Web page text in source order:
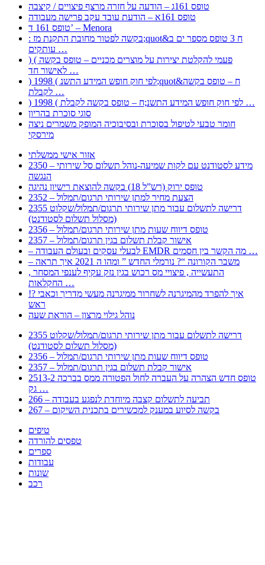
טופס 161ג – הודעה על חזרה מרצף פיצויים / קיצבה
טופס 161א – הודעת עובד עקב פרישה מעבודה
טופס 161 ד’ – Menora
: בקשה לפטור מחובת התקנת מז;quot&ח 3 טופס מספר ים ב
עותקים …
) ( פעמי להקלטת יצירות על מוצרים מכניים – טופס בקשה
לאישור חד …
) 1998 ( לפי חוק חופש המידע התשנ;quot&ח – טופס בקשה
לקבלת …
) 1998 ( לפי חוק חופש המידע התשנ;ח – טופס בקשה לקבלת …
סוגי סוכרת בהריון
חומר טבעי לטיפול בסוכרת ובסיבוכיה המופק משמרים ניצה
מירסקי
אזור אישי ממשלתי
2350 – מידע לסטודנט עם לקות שמיעה-נוהל תשלום סל שירותי
הנגשה
טופס ירוק (רש”ל 18) בקשה להוצאת רישיון נהיגה
2352 – הצעת מחיר למתן שירותי תרגום/תמלול
2355 דרישה לתשלום עבור מתן שירותי תרגום/תמלול/שקלוט
(מסלול תשלום לסטודנט)
2356 – טופס דיווח שעות מתן שירותי תרגום/תמלול
2357 – אישור קבלת תשלום בגין תרגום/תמלול
– לבעלי עסקים ובעולם העבודה EMDR מה הקשר בין חסמים …
– משבר הקורונה “? נורמלי החדש ” ומהו ה 2021 איך תראה
, התעשייה , פיצויי מס רכוש בגין נזק עקיף לענפי המסחר
החקלאות …
!? איך להפרד מהמיגרנה לשחרור ממיגרנה מעשי מדריך וכאבי
ראש
נוהל גילוי מרצון – הוראת שעה
2355 דרישה לתשלום עבור מתן שירותי תרגום/תמלול/שקלוט
(מסלול תשלום לסטודנט)
2356 – טופס דיווח שעות מתן שירותי תרגום/תמלול
2357 – אישור קבלת תשלום בגין תרגום/תמלול
2513-2 טופס חדש הצהרה על העברה לחול הפטורה ממס בברכה
גק …
266 – תביעה לתשלום קצבה מיוחדת לנפגע בעבודה
267 – בקשה לסיוע במענק למכשירים בתכנית השיקום
טיפים
טפסים להורדה
ספרים
עבודות
שונות
רכב